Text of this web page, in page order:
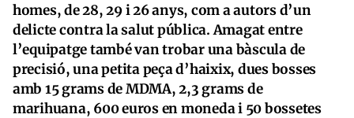
homes, de 28, 29 i 26 anys, com a autors d’un
delicte contra la salut pública. Amagat entre
l’equipatge també van trobar una bàscula de
precisió, una petita peça d’haixix, dues bosses
amb 15 grams de MDMA, 2,3 grams de
marihuana, 600 euros en moneda i 50 bossetes